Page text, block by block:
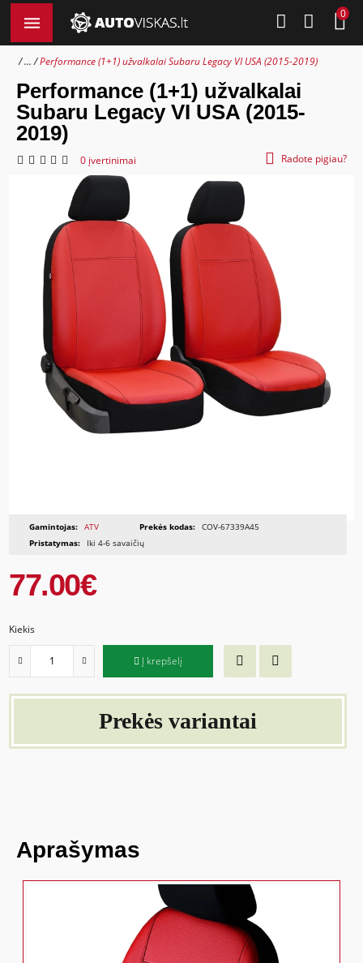
0
... Performance (1+1) užvalkalai Subaru Legacy VI USA (2015-2019)
Performance (1+1) užvalkalai
Subaru Legacy VI USA (2015-
2019)
0 įvertinimai Radote pigiau?
Gamintojas: ATV Prekės kodas: COV-67339A45
Pristatymas:
Iki 4-6 savaičių
77.00€
Kiekis
Į krepšelį
Prekės variantai
Aprašymas